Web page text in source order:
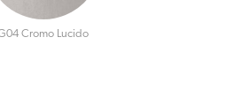
Cromo Lucido